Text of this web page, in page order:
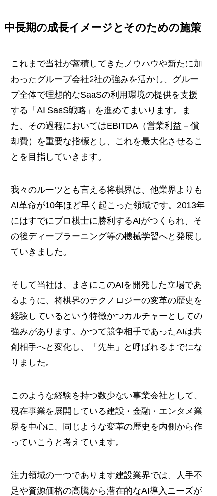
中長期の成長イメージとそのための施策
これまで当社が蓄積してきたノウハウや新たに加
わったグループ会社2社の強みを活かし、グルー
プ全体で理想的なSaaSの利用環境の提供を支援
する「AI SaaS戦略」を進めてまいります。ま
た、その過程においてはEBITDA（営業利益＋償
却費）を重要な指標とし、これを最大化させるこ
とを目指していきます。
我々のルーツとも言える将棋界は、他業界よりも
AI革命が10年ほど早く起こった領域です。2013年
にはすでにプロ棋士に勝利するAIがつくられ、そ
の後ディープラーニング等の機械学習へと発展し
ていきました。
そして当社は、まさにこのAIを開発した立場であ
るように、将棋界のテクノロジーの変革の歴史を
経験しているという特徴かつカルチャーとしての
強みがあります。かつて競争相手であったAIは共
創相手へと変化し、「先生」と呼ばれるまでにな
りました。
このような経験を持つ数少ない事業会社として、
現在事業を展開している建設・金融・エンタメ業
界を中心に、同じような変革の歴史を内側から作
っていこうと考えています。
注力領域の一つであります建設業界では、人手不
足や資源価格の高騰から潜在的なAI導入ニーズが